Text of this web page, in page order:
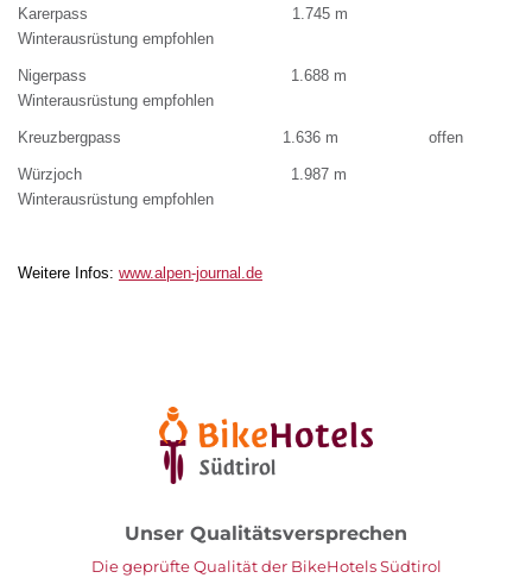
Karerpass 1.745 m
Winterausrüstung empfohlen
Nigerpass 1.688 m
Winterausrüstung empfohlen
Kreuzbergpass 1.636 m offen
Würzjoch 1.987 m
Winterausrüstung empfohlen
Weitere Infos: www.alpen-journal.de
Unser Qualitätsversprechen
Die geprüfte Qualität der BikeHotels Südtirol